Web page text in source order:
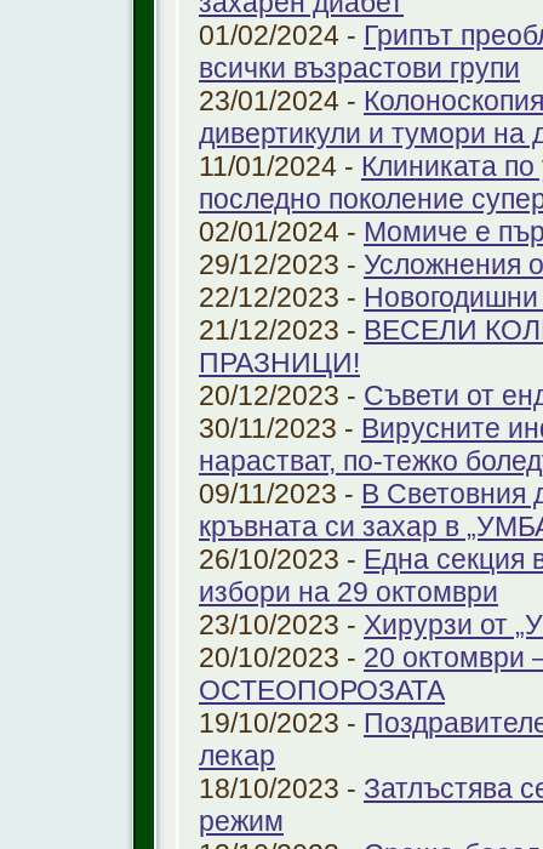
01/02/2024 - Грипът
всички възрастови групи
23/01/2024 -
дивертикули и тумори на
11/01/2024 - Клиниката
последно поколение
02/01/2024 - Момиче е
29/12/2023 - Усложнения
22/12/2023 -
21/12/2023 - ВЕСЕЛИ
ПРАЗНИЦИ!
20/12/2023 - Съвети от
30/11/2023 - Вирусните
нарастват, по-тежко
09/11/2023 - В Световния
кръвната си захар в
26/10/2023 - Една секция
избори на 29 октомври
23/10/2023 - Хирурзи от
20/10/2023 - 20
ОСТЕОПОРОЗАТА
19/10/2023 -
лекар
18/10/2023 - Затлъстява
режим